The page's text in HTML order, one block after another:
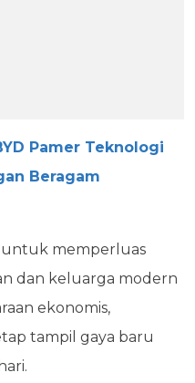
Pamer Teknologi
Beragam
untuk memperluas
dan keluarga modern
ekonomis,
tampil gaya baru